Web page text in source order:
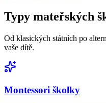
Typy mateřských
Od klasických státních po
vaše dítě.
Montessori školky